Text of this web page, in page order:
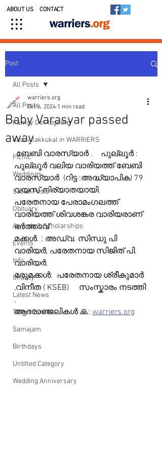
ABOUT US CONTACT
Post
All Posts
Family Get-together
Kedavilakkukal in WARRIERS
Picnic
Weddings
Social Posts
Obituary
Awards & Scholarships
Events
Info
Charity
Latest News
Talent Corner
Samajam
Birthdays
Untitled Category
Wedding Anniversary
All Posts
Baby Varasyar passed
away
warriers.org
Oct 6, 2024 1 min read
ബേബി വാരസ്യാർ .    പുല്ലൂർ :
പുല്ലൂർ വലിയ വാരിയത്ത് ബേബി
വാരസ്യാർ  (റിട്ട :അദ്ധ്യാപിക) 79
വയസ് നിര്യാതയായി.
പരേതനായ പേരാമംഗലത്ത്
വാരിയത്ത് ശിവശങ്കര വാരിയരാണ്
ഭർത്താവ്
മക്കൾ. : അഡ്വ. സിന്ധു പി
വാരിയർ, പരേതനായ സിജിത് പി.
വാരിയർ.
മരുമക്കൾ:  പരേതനായ ശ്രീകുമാർ
,വിനീത ( KSEB)     സംസ്കാരം നടത്തി
.
ആദരാഞ്ജലികൾ 🙏: warriers.org